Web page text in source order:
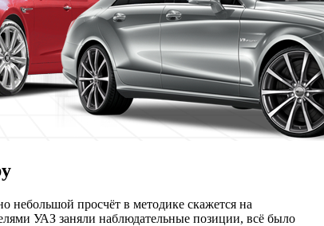
небольшой просчёт в методике скажется на
УАЗ заняли наблюдательные позиции, всё было